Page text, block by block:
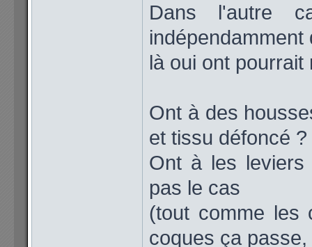
Dans l'autre
indépendamment
là oui ont
Ont à des
et tissu défoncé ?
Ont à les
pas le cas
(tout comme les
coques ça